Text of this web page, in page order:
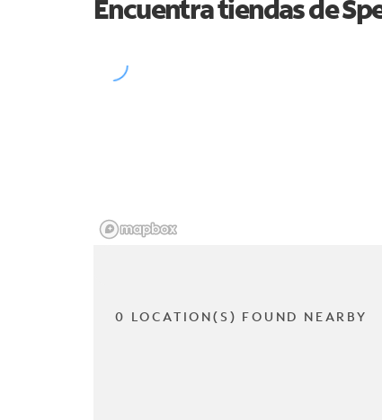
Encuentra tiendas de
0 LOCATION(S) FOUND NEARBY